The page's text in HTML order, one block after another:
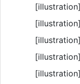
[illustration]
[illustration]
[illustration]
[illustration]
[illustration]